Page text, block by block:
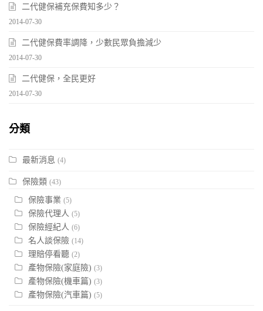
二代健保補充保費知多少？
2014-07-30
二代健保費率調降，少數民眾負擔減少
2014-07-30
二代健保，全民更好
2014-07-30
分類
最新消息 (4)
保險類 (43)
保險事業 (5)
保險代理人 (5)
保險經紀人 (6)
名人談保險 (14)
理賠停看聽 (2)
產物保險(家庭險) (3)
產物保險(機車篇) (3)
產物保險(汽車篇) (5)